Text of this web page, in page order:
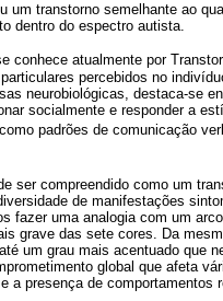
um transtorno semelhante ao
dentro do espectro autista.
conhece atualmente por
percebidos no
neurobiológicas, destaca-se
socialmente e responder a
padrões de comunicação
ser compreendido como um
de manifestações
fazer uma analogia com um
grave das sete cores. Da
um grau mais acentuado que
global que afeta
a presença de comportamentos